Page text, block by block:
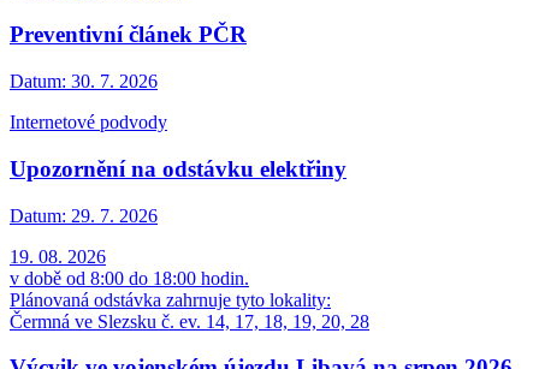
Preventivní článek PČR
Datum: 30. 7. 2026
Internetové podvody
Upozornění na odstávku elektřiny
Datum: 29. 7. 2026
19. 08. 2026
v době od 8:00 do 18:00 hodin.
Plánovaná odstávka zahrnuje tyto lokality:
Čermná ve Slezsku č. ev. 14, 17, 18, 19, 20, 28